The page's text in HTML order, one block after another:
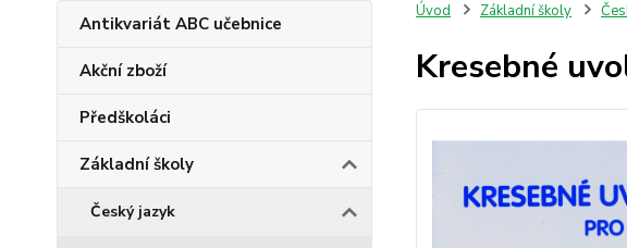
Antikvariát ABC učebnice
Akční zboží
Předškoláci
Základní školy
Český jazyk
Úvod Základní školy
Kresebné